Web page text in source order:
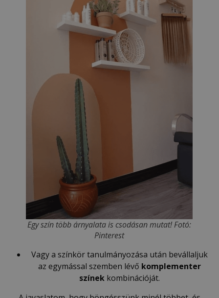
Egy szín több árnyalata is csodásan mutat! Fotó:
Pinterest
Vagy a színkör tanulmányozása után bevállaljuk
az egymással szemben lévő komplementer
színekkombinációját.